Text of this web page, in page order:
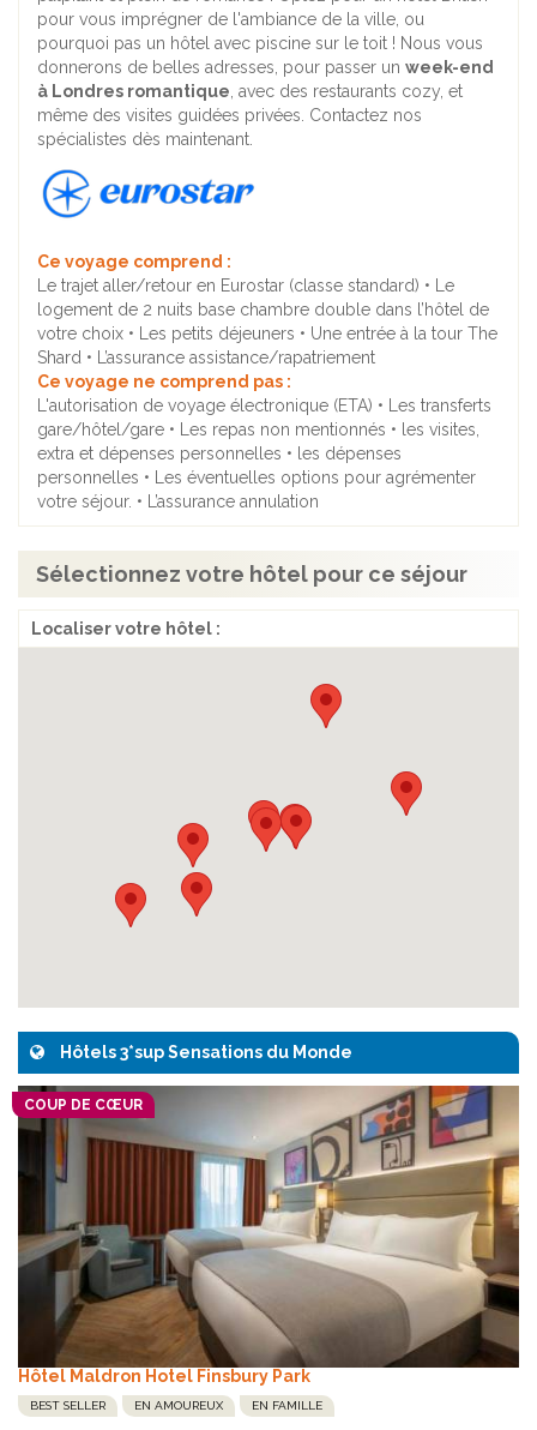
pour vous imprégner de l'ambiance de la ville, ou
pourquoi pas un hôtel avec piscine sur le toit ! Nous vous
donnerons de belles adresses, pour passer un week-end
à Londres romantique , avec des restaurants cozy, et
même des visites guidées privées. Contactez nos
spécialistes dès maintenant.
Ce voyage comprend :
Le trajet aller/retour en Eurostar (classe standard) • Le
logement de 2 nuits base chambre double dans l’hôtel de
votre choix • Les petits déjeuners • Une entrée à la tour The
Shard • L’assurance assistance/rapatriement
Ce voyage ne comprend pas :
L'autorisation de voyage électronique (ETA) • Les transferts
gare/hôtel/gare • Les repas non mentionnés • les visites,
extra et dépenses personnelles • les dépenses
personnelles • Les éventuelles options pour agrémenter
votre séjour. • L’assurance annulation
Sélectionnez votre hôtel pour ce séjour
Localiser votre hôtel :
Hôtels 3*sup Sensations du Monde
COUP DE CŒUR
Hôtel Maldron Hotel Finsbury Park
BEST SELLER EN AMOUREUX EN FAMILLE